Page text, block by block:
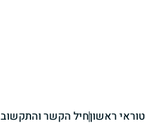
טוראי ראשוןחיל הקשר והתקשוב